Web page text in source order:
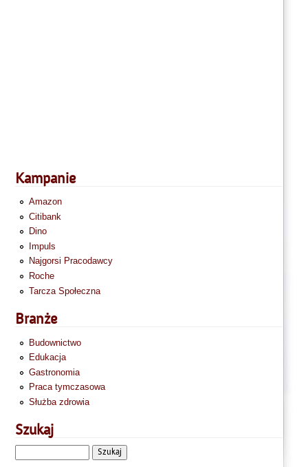
Kampanie
Amazon
Citibank
Dino
Impuls
Najgorsi Pracodawcy
Roche
Tarcza Społeczna
Branże
Budownictwo
Edukacja
Gastronomia
Praca tymczasowa
Służba zdrowia
Szukaj